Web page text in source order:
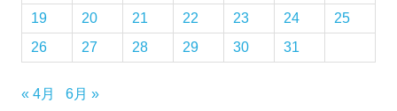
19
20 21 22 23 24
25
26
27 28 29 30 31
« 4月 6月 »